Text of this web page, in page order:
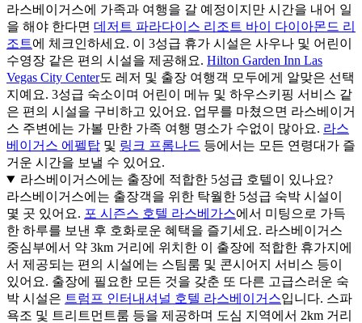
라스베이거스에 가족과 여행을 갈 예정이지만 시간을 내어 일
을 해야 한다면 데저트 파라다이스 리조트 바이 다이아몬드 리
조트에 체크인하세요. 이 3성급 휴가 시설은 사우나 및 어린이
수영장 같은 편의 시설을 제공해요. Hilton Garden Inn Las
Vegas City Center도 레저 및 출장 여행객 모두에게 알맞은 선택
지예요. 3성급 숙소이며 어린이 메뉴 및 하우스키핑 서비스 같
은 편의 시설을 구비하고 있어요. 업무를 마쳤으면 라스베이거
스 주변에는 가볼 만한 가족 여행 명소가 수없이 많아요. 라스
베이거스 에펠탑 및 링크 프롬나드 등에서는 모든 연령대가 즐
거운 시간을 보낼 수 있어요.
라스베이거스에는 출장에 적합한 5성급 호텔이 있나요?
라스베이거스에는 출장객을 위한 탁월한 5성급 숙박 시설이
몇 곳 있어요. 포 시즌스 호텔 라스베가스에서 미팅으로 가득
한 하루를 보낸 후 호화로운 혜택을 즐기세요. 라스베이거스
중심부에서 약 3km 거리에 위치한 이 출장에 적합한 휴가지에
서 제공되는 편의 시설에는 스팀룸 및 콘시어지 서비스 등이
있어요. 출장에 필요한 모든 것을 갖춘 또 다른 고급스러운 숙
박 시설은 트럼프 인터내셔널 호텔 라스베이거스입니다. 스파
욕조 및 트리트먼트룸 등을 제공하며 도심 지역에서 2km 거리